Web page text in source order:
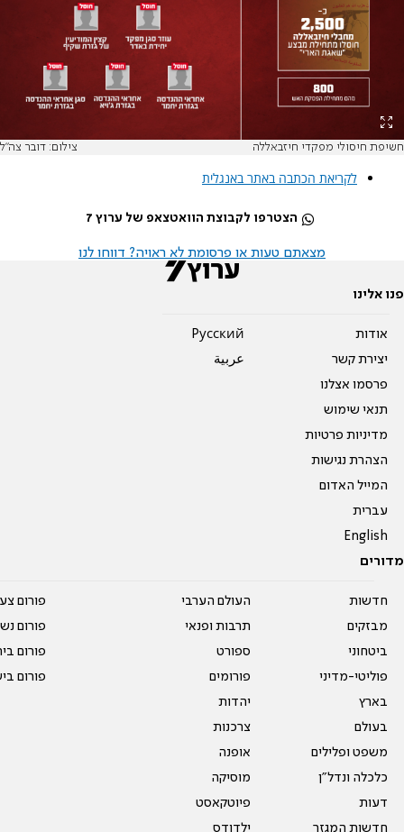
חשיפת חיסולי מפקדי חיזבאללה צילום: דובר צה"ל
לקריאת הכתבה באתר באנגלית
הצטרפו לקבוצת הוואטצאפ של ערוץ 7
מצאתם טעות או פרסומת לא ראויה? דווחו לנו
פנו אלינו
אודות
יצירת קשר
פרסמו אצלנו
תנאי שימוש
מדיניות פרטיות
הצהרת נגישות
המייל האדום
עברית
English
Pусский
عربية
מדורים
חדשות
מבזקים
ביטחוני
פוליטי-מדיני
בארץ
בעולם
משפט ופלילים
כלכלה ונדל"ן
דעות
חדשות המגזר
העולם הערבי
תרבות ופנאי
ספורט
פורומים
יהדות
צרכנות
אופנה
מוסיקה
פיוטקאסט
ילדודס
פורום
פורום
פורום
פורום